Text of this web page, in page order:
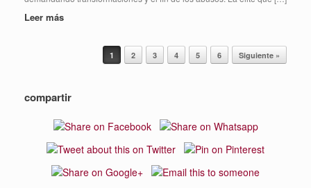
Leer más
Navegador de artículos
1 2 3 4 5 6 Siguiente »
compartir